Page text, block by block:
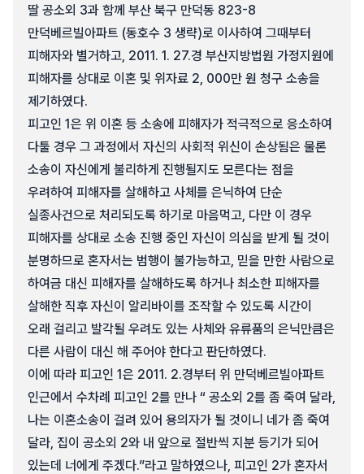
딸 공소외 3과 함께 부산 북구 만덕동 823-8
만덕베르빌아파트 (동호수 3 생략)로 이사하여 그때부터
피해자와 별거하고, 2011. 1. 27.경 부산지방법원 가정지원에
피해자를 상대로 이혼 및 위자료 2, 000만 원 청구 소송을
제기하였다.
피고인 1은 위 이혼 등 소송에 피해자가 적극적으로 응소하여
다툴 경우 그 과정에서 자신의 사회적 위신이 손상됨은 물론
소송이 자신에게 불리하게 진행될지도 모른다는 점을
우려하여 피해자를 살해하고 사체를 은닉하여 단순
실종사건으로 처리되도록 하기로 마음먹고, 다만 이 경우
피해자를 상대로 소송 진행 중인 자신이 의심을 받게 될 것이
분명하므로 혼자서는 범행이 불가능하고, 믿을 만한 사람으로
하여금 대신 피해자를 살해하도록 하거나 최소한 피해자를
살해한 직후 자신이 알리바이를 조작할 수 있도록 시간이
오래 걸리고 발각될 우려도 있는 사체와 유류품의 은닉만큼은
다른 사람이 대신 해 주어야 한다고 판단하였다.
이에 따라 피고인 1은 2011. 2.경부터 위 만덕베르빌아파트
인근에서 수차례 피고인 2를 만나 “ 공소외 2를 좀 죽여 달라,
나는 이혼소송이 걸려 있어 용의자가 될 것이니 네가 좀 죽여
달라, 집이 공소외 2와 내 앞으로 절반씩 지분 등기가 되어
있는데 너에게 주겠다.”라고 말하였으나, 피고인 2가 혼자서